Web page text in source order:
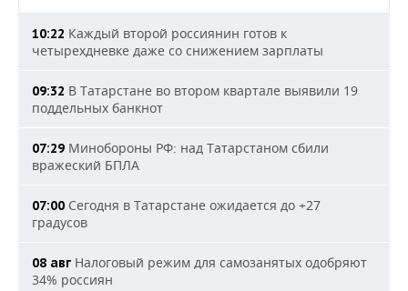
10:22 Каждый второй россиянин готов к
четырехдневке даже со снижением зарплаты
09:32 В Татарстане во втором квартале выявили 19
поддельных банкнот
07:29 Минобороны РФ: над Татарстаном сбили
вражеский БПЛА
07:00 Сегодня в Татарстане ожидается до +27
градусов
08 авг Налоговый режим для самозанятых одобряют
34% россиян